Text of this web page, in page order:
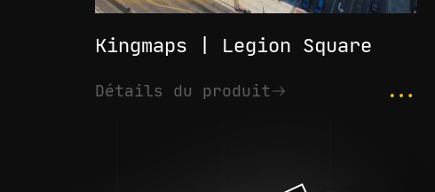
Kingmaps | Legion Square
Détails du produit ...